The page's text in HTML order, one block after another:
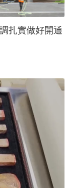
扎實做好開通